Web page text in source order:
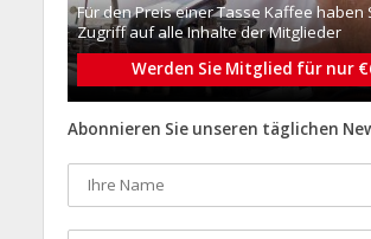
Für den Preis einer Tasse Kaffee haben
Zugriff auf alle Inhalte der Mitglieder
Werden Sie Mitglied für nur
Abonnieren Sie unseren täglichen